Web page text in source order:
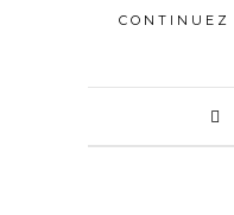
CONTINUEZ